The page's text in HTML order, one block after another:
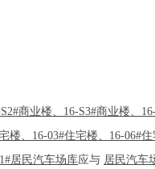
商业楼、16-S3#商业楼、
楼、16-03#住宅楼、16-06#
居民汽车场库应与 居民汽车